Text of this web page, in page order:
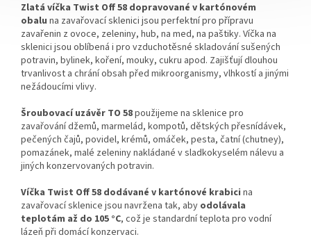
Zlatá víčka Twist Off 58 dopravované v kartónovém
obalu na zavařovací sklenici jsou perfektní pro přípravu
zavařenin z ovoce, zeleniny, hub, na med, na paštiky. Víčka na
sklenici jsou oblíbená i pro vzduchotěsné skladování sušených
potravin, bylinek, koření, mouky, cukru apod. Zajišťují dlouhou
trvanlivost a chrání obsah před mikroorganismy, vlhkostí a jinými
nežádoucími vlivy.
Šroubovací uzávěr TO 58použijeme na sklenice pro
zavařování džemů, marmelád, kompotů, dětských přesnídávek,
pečených čajů, povidel, krémů, omáček, pesta, čatní (chutney),
pomazánek, malé zeleniny nakládané v sladkokyselém nálevu a
jiných konzervovaných potravin.
Víčka Twist Off 58 dodávané v kartónové krabici na
zavařovací sklenice jsou navržena tak, aby odolávala
teplotám až do 105 °C, což je standardní teplota pro vodní
lázeň při domácí konzervaci.